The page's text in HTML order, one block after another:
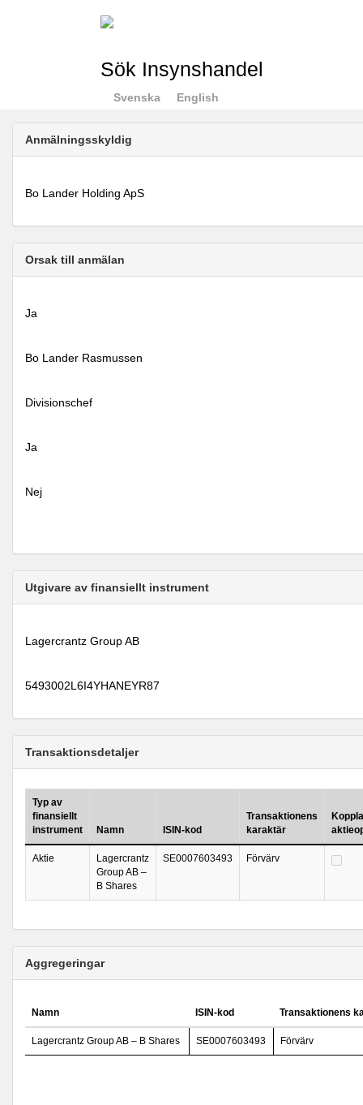
Sök Insynshandel
Svenska English
Anmälningsskyldig
Bo Lander Holding ApS
Orsak till anmälan
Ja
Bo Lander Rasmussen
Divisionschef
Ja
Nej
Utgivare av finansiellt instrument
Lagercrantz Group AB
5493002L6I4YHANEYR87
Transaktionsdetaljer
Typ av
finansiellt
instrument
Namn ISIN-kod
Transaktionens
karaktär
Aktie
Lagercrantz
Group AB –
B Shares
SE0007603493 Förvärv
Aggregeringar
Namn ISIN-kod Transaktionens
Lagercrantz Group AB – B Shares SE0007603493 Förvärv